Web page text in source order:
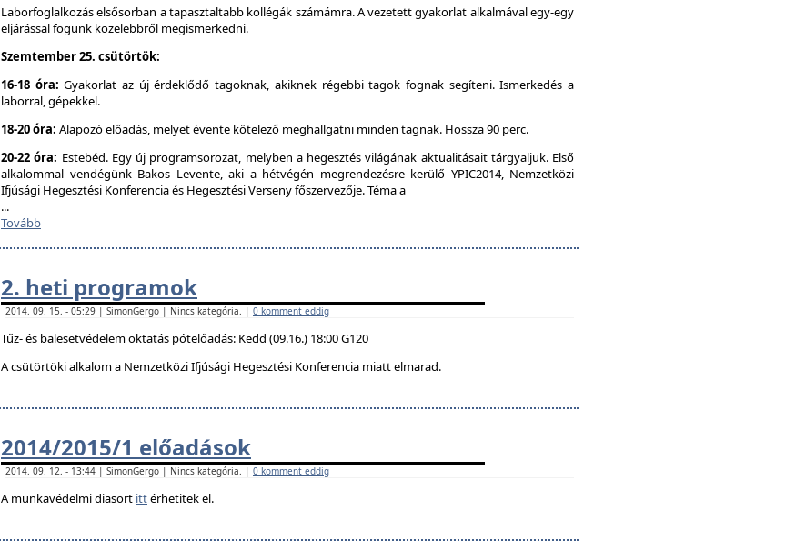
Laborfoglalkozás elsősorban a tapasztaltabb kollégák számámra. A vezetett gyakorlat alkalmával egy-egy
eljárással fogunk közelebbről megismerkedni.
Szemtember 25. csütörtök:
16-18 óra: Gyakorlat az új érdeklődő tagoknak, akiknek régebbi tagok fognak segíteni. Ismerkedés a
laborral, gépekkel.
18-20 óra: Alapozó előadás, melyet évente kötelező meghallgatni minden tagnak. Hossza 90 perc.
20-22 óra: Estebéd. Egy új programsorozat, melyben a hegesztés világának aktualitásait tárgyaljuk. Első
alkalommal vendégünk Bakos Levente, aki a hétvégén megrendezésre kerülő YPIC2014, Nemzetközi
Ifjúsági Hegesztési Konferencia és Hegesztési Verseny főszervezője. Téma a
...
Tovább
2. heti programok
2014. 09. 15. - 05:29 | SimonGergo | Nincs kategória. | 0 komment eddig
Tűz- és balesetvédelem oktatás pótelőadás: Kedd (09.16.) 18:00 G120
A csütörtöki alkalom a Nemzetközi Ifjúsági Hegesztési Konferencia miatt elmarad.
2014/2015/1 előadások
2014. 09. 12. - 13:44 | SimonGergo | Nincs kategória. | 0 komment eddig
A munkavédelmi diasort ittérhetitek el.